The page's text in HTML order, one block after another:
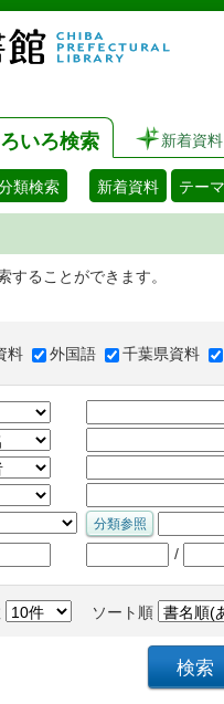
いろ検索 新着資料
類検索 新着資料 テー
することができます。
料 外国語 千葉県資料
/
ソート順